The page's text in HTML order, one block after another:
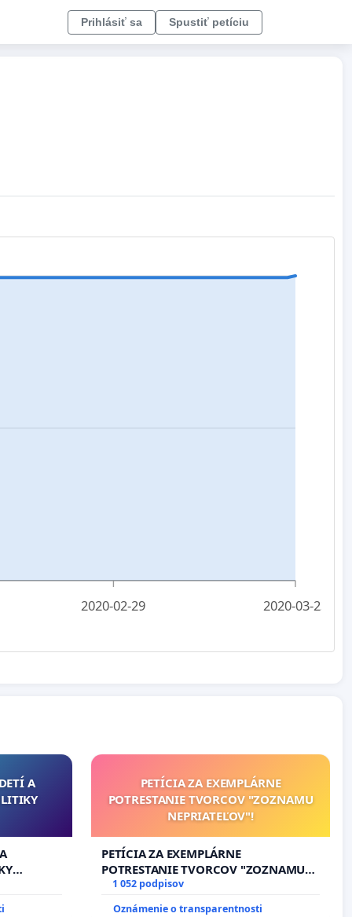
Prihlásiť sa Spustiť petíciu
2020-02-29 2020-03-23
A
PETÍCIA ZA EXEMPLÁRNE
POTRESTANIE TVORCOV "ZOZNAMU
NEPRIATEĽOV"!
PETÍCIA ZA EXEMPLÁRNE
POTRESTANIE TVORCOV "ZOZNAMU
NEPRIATEĽOV"!
1 052 podpisov
Oznámenie o transparentnosti